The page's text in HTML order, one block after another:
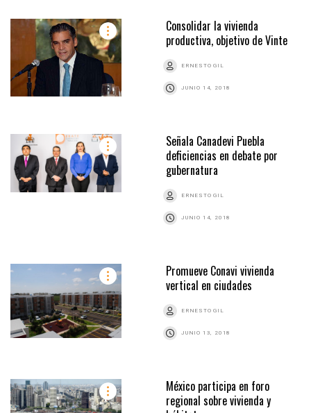
Consolidar la vivienda
productiva, objetivo de Vinte
ERNESTO GIL
JUNIO 14, 2018
Señala Canadevi Puebla
deficiencias en debate por
gubernatura
ERNESTO GIL
JUNIO 14, 2018
Promueve Conavi vivienda
vertical en ciudades
ERNESTO GIL
JUNIO 13, 2018
México participa en foro
regional sobre vivienda y